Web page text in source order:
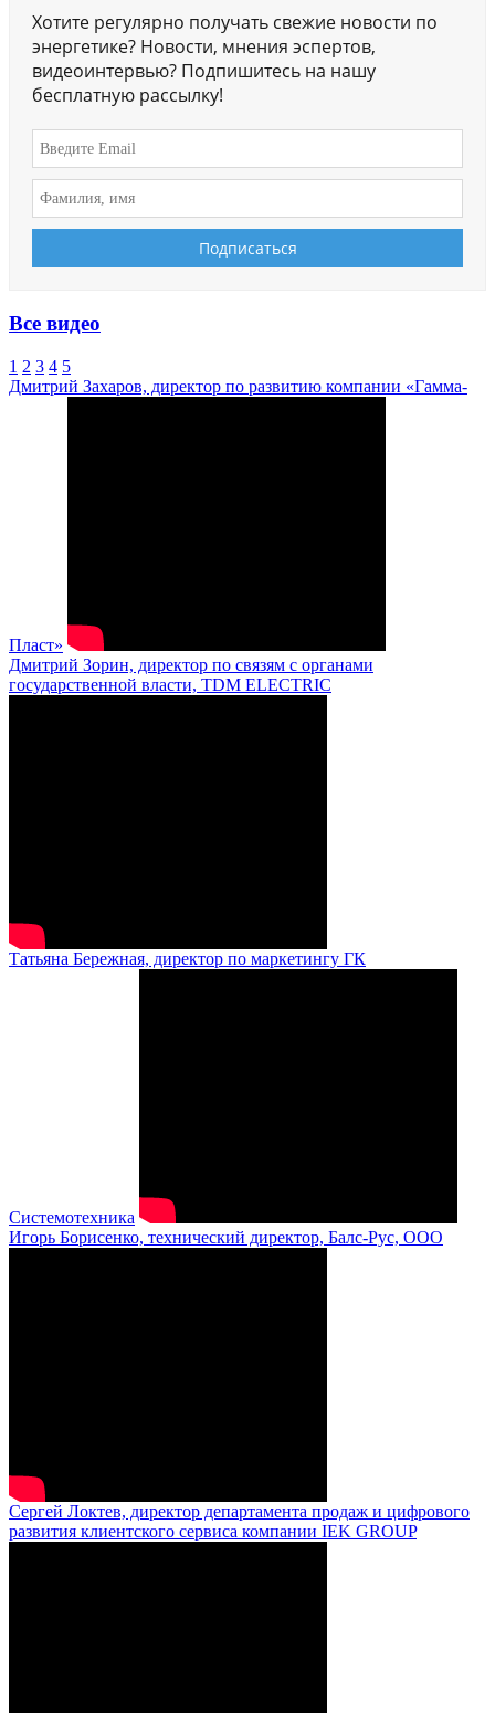
Хотите регулярно получать свежие новости по
энергетике? Новости, мнения эспертов,
видеоинтервью? Подпишитесь на нашу
бесплатную рассылку!
Все видео
1 2 3 4 5
Дмитрий Захаров, директор по развитию компании «Гамма-
Пласт»
Дмитрий Зорин, директор по связям с органами
государственной власти, TDM ELECTRIC
Татьяна Бережная, директор по маркетингу ГК
Системотехника
Игорь Борисенко, технический директор, Балс-Рус, ООО
Сергей Локтев, директор департамента продаж и цифрового
развития клиентского сервиса компании IEK GROUP